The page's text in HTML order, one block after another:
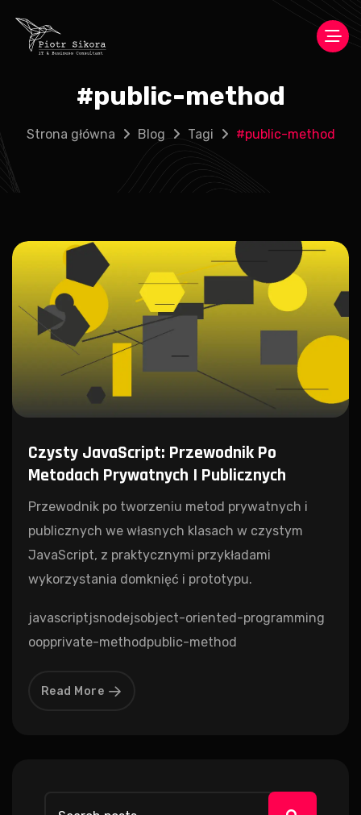
#public-method
Strona główna Blog Tagi #public-method
Czysty JavaScript: Przewodnik Po
Metodach Prywatnych I Publicznych
Przewodnik po tworzeniu metod prywatnych i
publicznych we własnych klasach w czystym
JavaScript, z praktycznymi przykładami
wykorzystania domknięć i prototypu.
javascriptjsnodejsobject-oriented-programming
oopprivate-method public-method
Read More